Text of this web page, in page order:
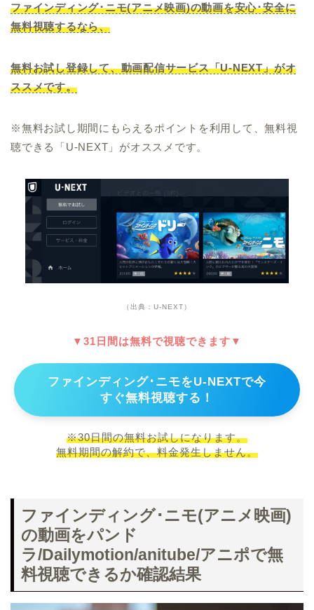
ファインディング･ニモ(アニメ映画)の動画を安心･安全に
無料視聴するなら、
無料お試し登録して、動画配信サービス「U-NEXT」がオ
ススメです。
※無料お試し期間にもらえるポイントを利用して、無料視
聴できる「U-NEXT」がオススメです。
（出典：U-NEXT）
▼31日間は無料で視聴できます▼
ファインディング･ニモをU-NEXTで今
すぐ無料視聴する！
※30日間の無料お試しになります。
無料期間の解約で、料金発生しません。
ファインディング･ニモ(アニメ映画)
の動画をパンド
ラ/Dailymotion/anitube/アニポで無
料視聴できるか確認結果